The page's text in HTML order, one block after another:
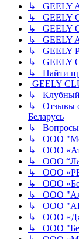
↳ GEELY
↳ GEELY
↳ GEELY
↳ GEELY
↳ GEELY
↳ GEELY
↳ Найти
| GEELY
↳ Клубный
↳ Отзывы о
Беларусь
↳ Вопросы
↳ ООО
↳ ООО
↳ ООО
↳ ООО
↳ ООО
↳ ООО
↳ ООО
↳ ООО
↳ ООО